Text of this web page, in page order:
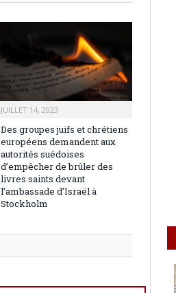
JUILLET 14, 2023
Des groupes juifs et chrétiens
européens demandent aux
autorités suédoises
d’empêcher de brûler des
livres saints devant
l’ambassade d’Israël à
Stockholm